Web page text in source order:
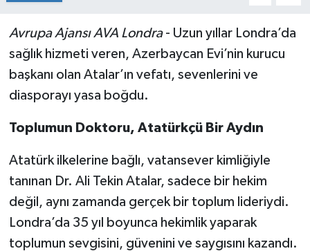
Avrupa Ajansı AVA Londra - Uzun yıllar Londra’da
sağlık hizmeti veren, Azerbaycan Evi’nin kurucu
başkanı olan Atalar’ın vefatı, sevenlerini ve
diasporayı yasa boğdu.
Toplumun Doktoru, Atatürkçü Bir Aydın
Atatürk ilkelerine bağlı, vatansever kimliğiyle
tanınan Dr. Ali Tekin Atalar, sadece bir hekim
değil, aynı zamanda gerçek bir toplum lideriydi.
Londra’da 35 yıl boyunca hekimlik yaparak
toplumun sevgisini, güvenini ve saygısını kazandı.